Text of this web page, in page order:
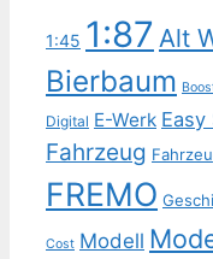
1:45 1:87 Alt
Bierbaum
Digital E-Werk
Fahrzeug
FREMO
Cost Modell